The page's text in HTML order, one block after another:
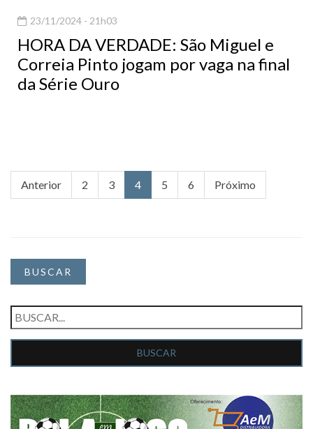
23/11/2024 - 21h03
HORA DA VERDADE: São Miguel e
Correia Pinto jogam por vaga na final
da Série Ouro
Anterior 2 3 4 5 6 Próximo
BUSCAR